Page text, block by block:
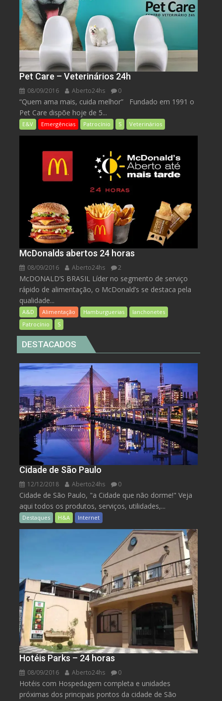
Pet Care – Veterinários 24h
08/09/2016 Aberto24hs 0
“Quem ama mais, cuida melhor” Fundado em 1991 o
Pet Care dispõe hoje de 5...
E&V Emergências Patrocínio S Veterinários
McDonalds abertos 24 horas
08/09/2016 Aberto24hs 2
McDONALD’S BRASIL Líder no segmento de serviço
rápido de alimentação, o McDonald’s se destaca pela
qualidade...
A&D Alimentação Hamburguerias
lanchonetes
Patrocínio
S
DESTACADOS
Cidade de São Paulo
12/12/2018 Aberto24hs 0
Cidade de São Paulo, "a Cidade que não dorme!" Veja
aqui todos os produtos, serviços, utilidades,...
Destaques H&A Internet
Hotéis Parks – 24 horas
08/09/2016 Aberto24hs 0
Hotéis com Hospedagem completa e unidades
próximas dos principais pontos da cidade de São